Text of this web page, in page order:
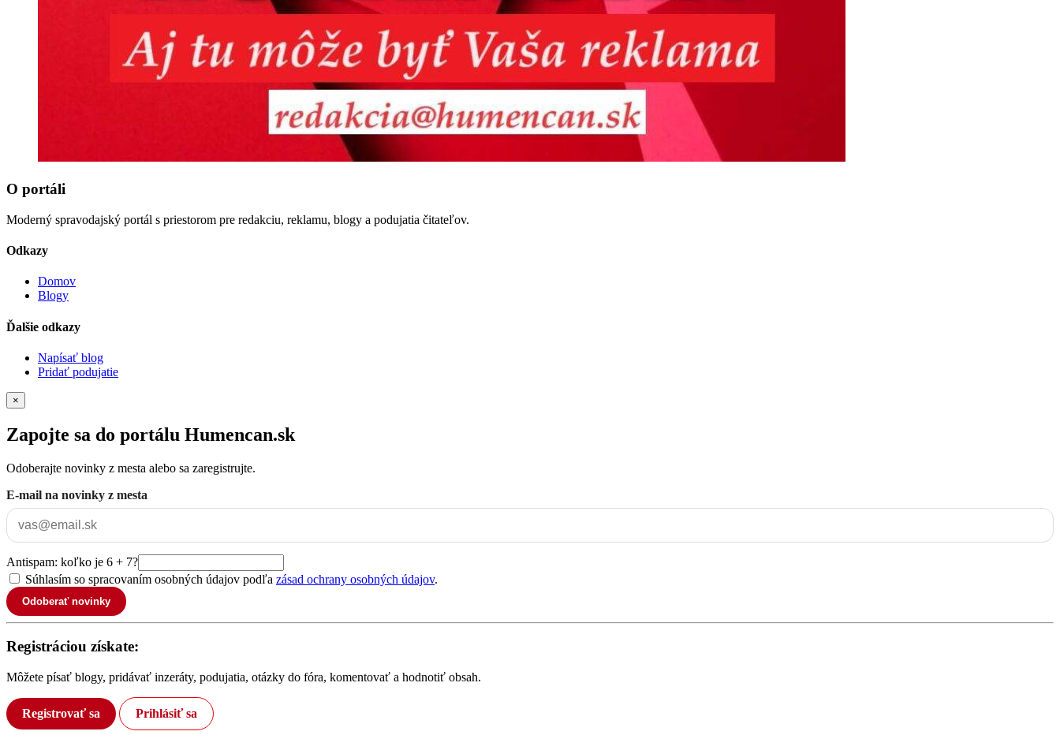
O portáli
Moderný spravodajský portál s priestorom pre redakciu, reklamu, blogy a podujatia čitateľov.
Odkazy
Domov
Blogy
Ďalšie odkazy
Napísať blog
Pridať podujatie
×
Zapojte sa do portálu Humencan.sk
Odoberajte novinky z mesta alebo sa zaregistrujte.
E-mail na novinky z mesta
Antispam: koľko je 6 + 7?
Súhlasím so spracovaním osobných údajov podľa zásad ochrany osobných údajov.
Odoberať novinky
Registráciou získate:
Môžete písať blogy, pridávať inzeráty, podujatia, otázky do fóra, komentovať a hodnotiť obsah.
Registrovať sa Prihlásiť sa